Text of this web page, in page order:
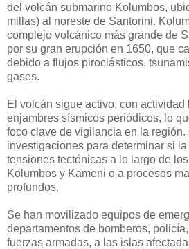
del volcán submarino Kolumbos,
millas) al noreste de Santorini.
complejo volcánico más grande de
por su gran erupción en 1650, que
debido a flujos piroclásticos,
gases.
El volcán sigue activo, con actividad
enjambres sísmicos periódicos, lo
foco clave de vigilancia en la
investigaciones para determinar si
tensiones tectónicas a lo largo de
Kolumbos y Kameni o a procesos
profundos.
Se han movilizado equipos de
departamentos de bomberos,
fuerzas armadas, a las islas